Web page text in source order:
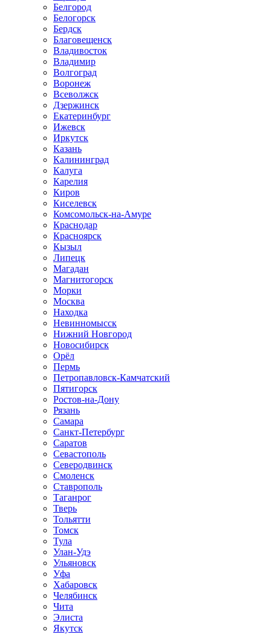
Белгород
Белогорск
Бердск
Благовещенск
Владивосток
Владимир
Волгоград
Воронеж
Всеволжск
Дзержинск
Екатеринбург
Ижевск
Иркутск
Казань
Калининград
Калуга
Карелия
Киров
Киселевск
Комсомольск-на-Амуре
Краснодар
Красноярск
Кызыл
Липецк
Магадан
Магнитогорск
Морки
Москва
Находка
Невинномысск
Нижний Новгород
Новосибирск
Орёл
Пермь
Петропавловск-Камчатский
Пятигорск
Ростов-на-Дону
Рязань
Самара
Санкт-Петербург
Саратов
Севастополь
Северодвинск
Смоленск
Ставрополь
Таганрог
Тверь
Тольятти
Томск
Тула
Улан-Удэ
Ульяновск
Уфа
Хабаровск
Челябинск
Чита
Элиста
Якутск